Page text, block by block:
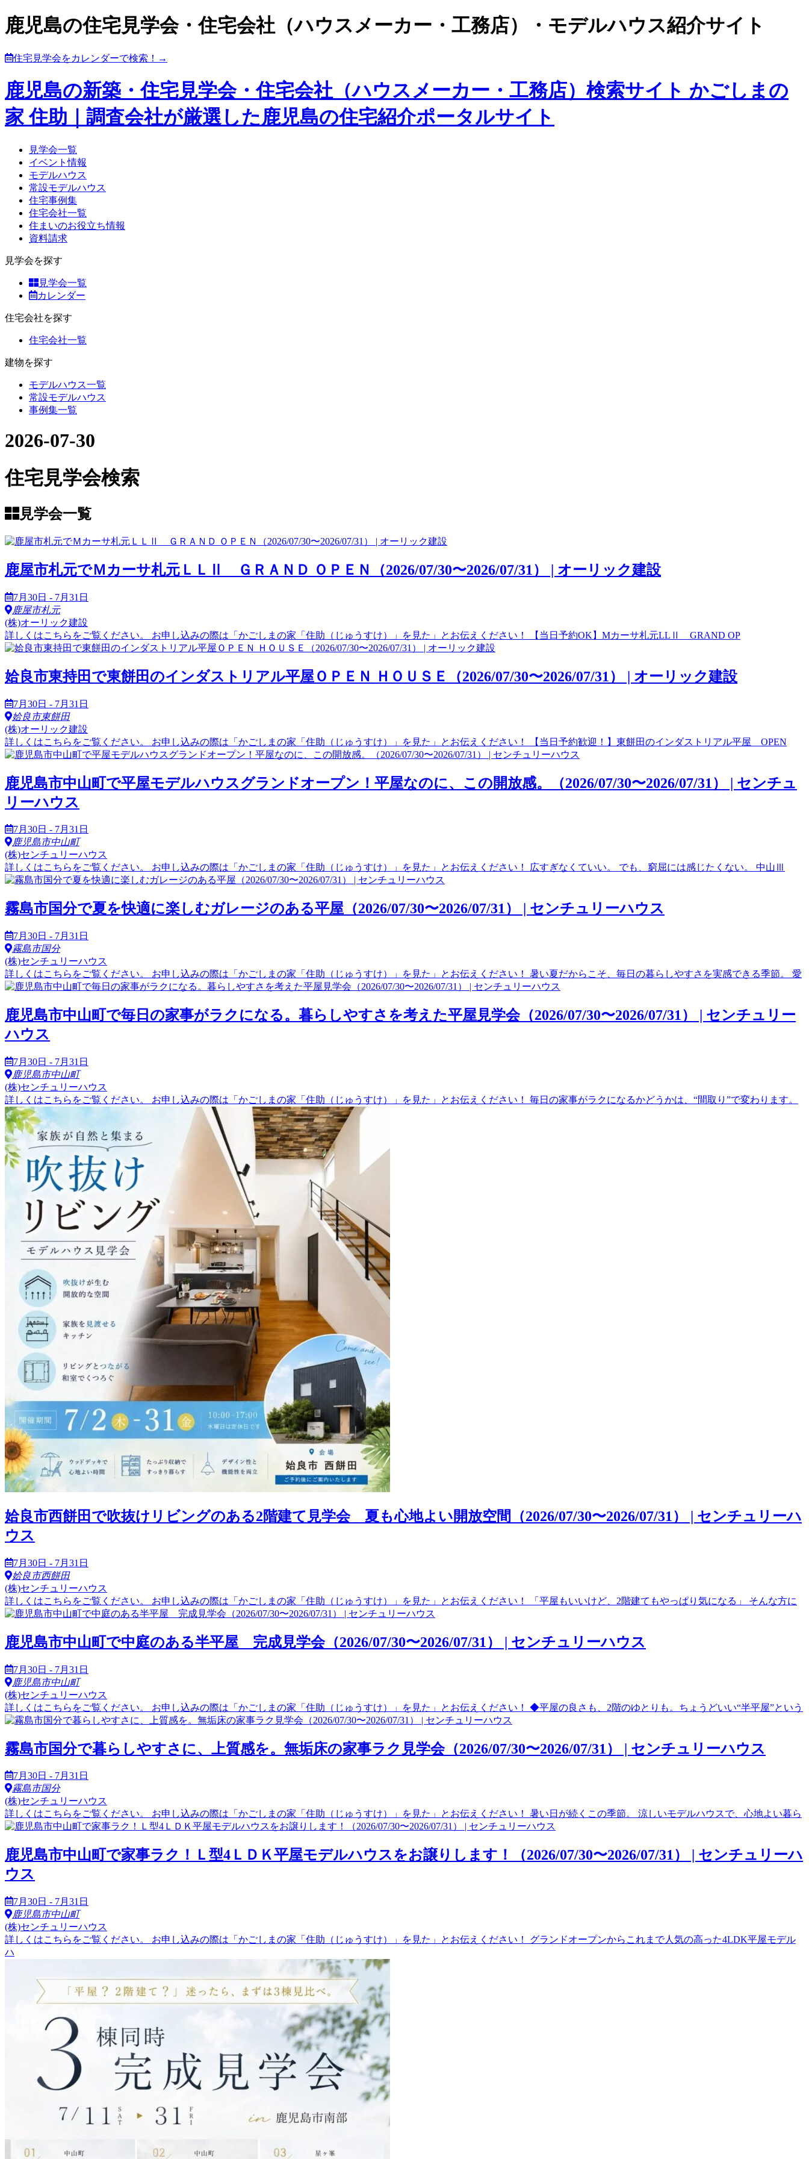
鹿児島の住宅見学会・住宅会社（ハウスメーカー・工務店）・モデルハウス紹介サイト
住宅見学会をカレンダーで検索！→
鹿児島の新築・住宅見学会・住宅会社（ハウスメーカー・工務店）検索サイト かごしまの
家 住助｜調査会社が厳選した鹿児島の住宅紹介ポータルサイト
見学会一覧
イベント情報
モデルハウス
常設モデルハウス
住宅事例集
住宅会社一覧
住まいのお役立ち情報
資料請求
見学会を探す
見学会一覧
カレンダー
住宅会社を探す
住宅会社一覧
建物を探す
モデルハウス一覧
常設モデルハウス
事例集一覧
2026-07-30
住宅見学会検索
見学会一覧
鹿屋市札元でＭカーサ札元ＬＬⅡ ＧＲＡＮＤ ＯＰＥＮ（2026/07/30〜2026/07/31） | オーリック建設
7月30日 - 7月31日
鹿屋市札元
(株)オーリック建設
詳しくはこちらをご覧ください。 お申し込みの際は「かごしまの家「住助（じゅうすけ）」を見た」とお伝えください！ 【当日予約OK】Mカーサ札元LLⅡ GRAND OP
姶良市東持田で東餅田のインダストリアル平屋ＯＰＥＮ ＨＯＵＳＥ（2026/07/30〜2026/07/31） | オーリック建設
7月30日 - 7月31日
姶良市東餅田
(株)オーリック建設
詳しくはこちらをご覧ください。 お申し込みの際は「かごしまの家「住助（じゅうすけ）」を見た」とお伝えください！ 【当日予約歓迎！】東餅田のインダストリアル平屋 OPEN
鹿児島市中山町で平屋モデルハウスグランドオープン！平屋なのに、この開放感。（2026/07/30〜2026/07/31） | センチュ
リーハウス
7月30日 - 7月31日
鹿児島市中山町
(株)センチュリーハウス
詳しくはこちらをご覧ください。 お申し込みの際は「かごしまの家「住助（じゅうすけ）」を見た」とお伝えください！ 広すぎなくていい。 でも、窮屈には感じたくない。 中山Ⅲ
霧島市国分で夏を快適に楽しむガレージのある平屋（2026/07/30〜2026/07/31） | センチュリーハウス
7月30日 - 7月31日
霧島市国分
(株)センチュリーハウス
詳しくはこちらをご覧ください。 お申し込みの際は「かごしまの家「住助（じゅうすけ）」を見た」とお伝えください！ 暑い夏だからこそ、毎日の暮らしやすさを実感できる季節。 愛
鹿児島市中山町で毎日の家事がラクになる。暮らしやすさを考えた平屋見学会（2026/07/30〜2026/07/31） | センチュリー
ハウス
7月30日 - 7月31日
鹿児島市中山町
(株)センチュリーハウス
詳しくはこちらをご覧ください。 お申し込みの際は「かごしまの家「住助（じゅうすけ）」を見た」とお伝えください！ 毎日の家事がラクになるかどうかは、“間取り”で変わります。
姶良市西餅田で吹抜けリビングのある2階建て見学会 夏も心地よい開放空間（2026/07/30〜2026/07/31） | センチュリーハ
ウス
7月30日 - 7月31日
姶良市西餅田
(株)センチュリーハウス
詳しくはこちらをご覧ください。 お申し込みの際は「かごしまの家「住助（じゅうすけ）」を見た」とお伝えください！ 「平屋もいいけど、2階建てもやっぱり気になる」 そんな方に
鹿児島市中山町で中庭のある半平屋 完成見学会（2026/07/30〜2026/07/31） | センチュリーハウス
7月30日 - 7月31日
鹿児島市中山町
(株)センチュリーハウス
詳しくはこちらをご覧ください。 お申し込みの際は「かごしまの家「住助（じゅうすけ）」を見た」とお伝えください！ ◆平屋の良さも、2階のゆとりも。ちょうどいい“半平屋”という
霧島市国分で暮らしやすさに、上質感を。無垢床の家事ラク見学会（2026/07/30〜2026/07/31） | センチュリーハウス
7月30日 - 7月31日
霧島市国分
(株)センチュリーハウス
詳しくはこちらをご覧ください。 お申し込みの際は「かごしまの家「住助（じゅうすけ）」を見た」とお伝えください！ 暑い日が続くこの季節。 涼しいモデルハウスで、心地よい暮ら
鹿児島市中山町で家事ラク！Ｌ型4ＬＤＫ平屋モデルハウスをお譲りします！（2026/07/30〜2026/07/31） | センチュリーハ
ウス
7月30日 - 7月31日
鹿児島市中山町
(株)センチュリーハウス
詳しくはこちらをご覧ください。 お申し込みの際は「かごしまの家「住助（じゅうすけ）」を見た」とお伝えください！ グランドオープンからこれまで人気の高った4LDK平屋モデル
ハ